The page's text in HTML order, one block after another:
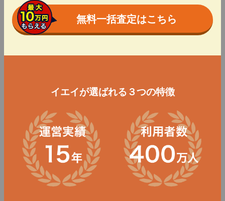
無料一括査定はこちら
イエイが選ばれる３つの特徴